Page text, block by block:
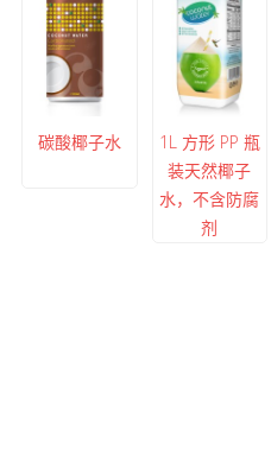
碳酸椰子水
1L 方形 PP 瓶
装天然椰子
水，不含防腐
剂